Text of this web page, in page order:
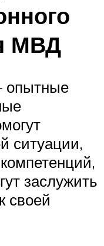
МВД
ситуации,
заслужить
своей